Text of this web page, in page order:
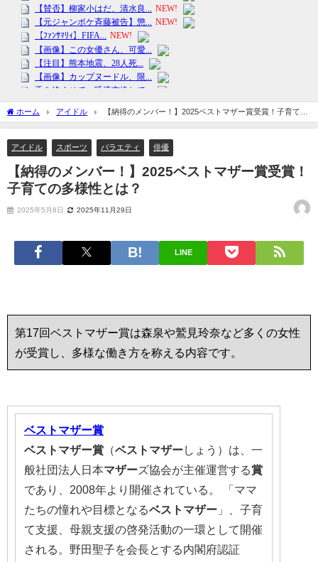
ホーム アイドル
【納得のメンバー！】2025ベストマザー賞受賞！子育ての
多様性とは？
アイドル スポーツ バラエティ 俳優
【納得のメンバー！】2025ベストマザー賞受賞！
子育ての多様性とは？
2025年5月8日 2025年11月29日
LINE
第17回ベストマザー賞は森泉や鷲見玲奈など多くの女性
が受賞し、多様な働き方を称える内容です。
ベストマザー賞
ベストマザー賞 （ベストマザーしょう）は、一
般社団法人日本マザーズ協会が主催運営する賞
であり、2008年より開催されている。 「ママ
たちの憧れや目標となるベストマザー 」、子育
て支援、母親支援の啓発活動の一環として開催
される。野田聖子を会長とする内閣府認証